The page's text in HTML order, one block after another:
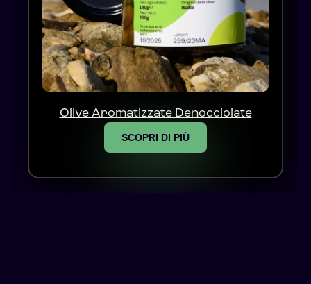
Olive Aromatizzate Denocciolate
SCOPRI DI PIÙ